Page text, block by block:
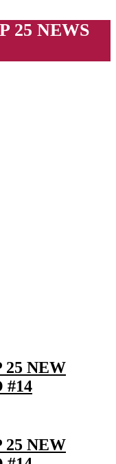
25 NEWS
25 NEW
#14
25 NEW